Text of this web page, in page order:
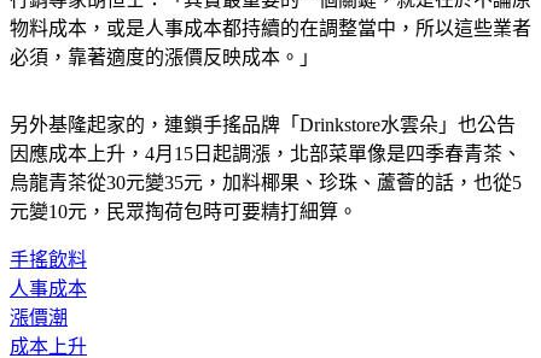
行銷專家胡恒士：「其實最重要的一個關鍵，就是在於不論原
物料成本，或是人事成本都持續的在調整當中，所以這些業者
另外基隆起家的，連鎖手搖品牌「Drinkstore水雲朵」也公告
因應成本上升，4月15日起調漲，北部菜單像是四季春青茶、
烏龍青茶從30元變35元，加料椰果、珍珠、蘆薈的話，也從5
手搖飲料
人事成本
漲價潮